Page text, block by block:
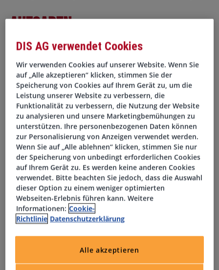
Aufgaben
Verantwortung für die fachliche und disziplinarische
Leitung eines BI-Teams sowie dessen kontinuierliche
Weiterentwicklung
Gestaltung und Umsetzung einer zukunftsfähigen
Daten- und BI-Strategie inkl. Weiterentwicklung der
bestehenden Systemlandschaft
Aufbau klarer Strukturen für Datenqualität,
Datenverantwortung und unternehmensweite Nutzung
von Daten
Weiterentwicklung moderner Reporting- und Analyse-
Lösungen mit Fokus auf Self-Service und
Anwenderorientierung
Identifikation von Potenzialen im Bereich Advanced
Analytics sowie Umsetzung datengetriebener
Anwendungsfälle (z. B. Prognosen, Automatisierung)
Zusammenarbeit mit internen Stakeholdern sowie
DIS AG verwendet Cookies
Wir verwenden Cookies auf unserer Website. Wenn Sie
auf „Alle akzeptieren“ klicken, stimmen Sie der
Speicherung von Cookies auf Ihrem Gerät zu, um die
Leistung unserer Website zu verbessern, die
Funktionalität zu verbessern, die Nutzung der Website
zu analysieren und unsere Marketingbemühungen zu
unterstützen. Ihre personenbezogenen Daten können
zur Personalisierung von Anzeigen verwendet werden.
Wenn Sie auf „Alle ablehnen“ klicken, stimmen Sie nur
der Speicherung von unbedingt erforderlichen Cookies
auf Ihrem Gerät zu. Es werden keine anderen Cookies
verwendet. Bitte beachten Sie jedoch, dass die Auswahl
dieser Option zu einem weniger optimierten
Webseiten-Erlebnis führen kann. Weitere
Informationen: Cookie-
Richtlinie Datenschutzerklärung
Alle akzeptieren